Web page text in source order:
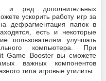
и ряд дополнительных
ускорить работу игр за
дефрагментация папок в
есть и некоторые
пользователям улучшать
компьютера. При
Game Booster вы сможете
важных компонентов
типа игровые утилиты.